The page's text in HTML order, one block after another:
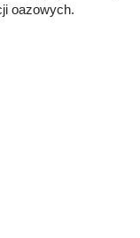
oazowych.